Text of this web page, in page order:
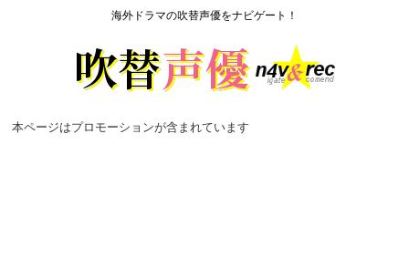
海外ドラマの吹替声優をナビゲート！
本ページはプロモーションが含まれています